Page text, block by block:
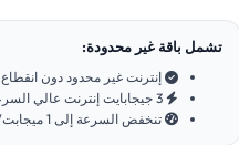
تشمل باقة غير محدودة:
إنترنت غير محدود دون انقطاع
3 جيجابايت إنترنت عالي السرعة يوميًا
تنخفض السرعة إلى 1 ميجابت/ث بعد الاستخدام